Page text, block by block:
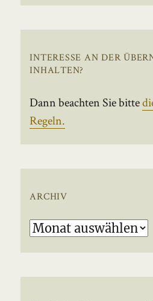
INTERESSE AN DER
INHALTEN?
Dann beachten Sie bitte
Regeln.
ARCHIV
Archiv